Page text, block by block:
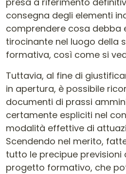
consegna degli elementi
comprendere cosa debba
tirocinante nel luogo della
formativa, così come si
Tuttavia, al fine di
in apertura, è possibile
documenti di prassi
certamente espliciti nel
modalità effettive di
Scendendo nel merito,
tutto le precipue previsioni
progetto formativo, che